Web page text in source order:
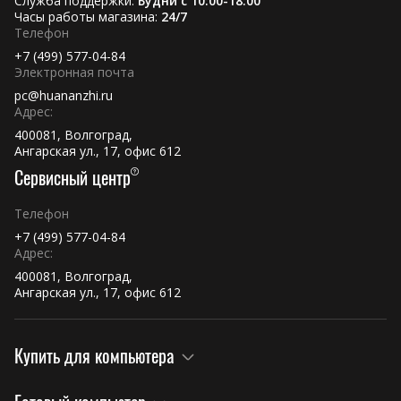
Часы работы магазина: 24/7
Телефон
+7 (499) 577-04-84
Электронная почта
pc@huananzhi.ru
Адрес:
400081, Волгоград,
Ангарская ул., 17, офис 612
Сервисный центр
Телефон
+7 (499) 577-04-84
Адрес:
400081, Волгоград,
Ангарская ул., 17, офис 612
Купить для компьютера